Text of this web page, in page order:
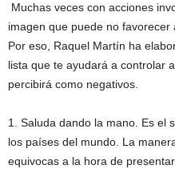
Muchas veces con acciones
imagen que puede no favorecer
Por eso, Raquel Martín ha
lista que te ayudará a controlar
percibirá como negativos.
1. Saluda dando la mano. Es el
los países del mundo. La
equivocas a la hora de